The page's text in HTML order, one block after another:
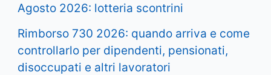
Agosto 2026: lotteria scontrini
Rimborso 730 2026: quando arriva e come
controllarlo per dipendenti, pensionati,
disoccupati e altri lavoratori